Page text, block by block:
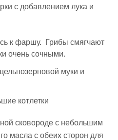
с добавлением лука и
к фаршу. Грибы смягчают
очень сочными.
муки и
котлетки
сковороде с небольшим
масла с обеих сторон для